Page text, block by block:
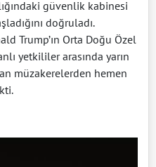
güvenlik kabinesi
doğruladı.
Trump’ın Orta Doğu Özel
yetkililer arasında yarın
müzakerelerden hemen